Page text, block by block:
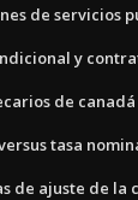
de servicios
y
de canadá
tasa
de ajuste de la